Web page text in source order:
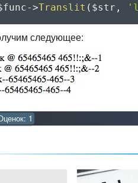
->Translit ( $str ,
следующее:
1